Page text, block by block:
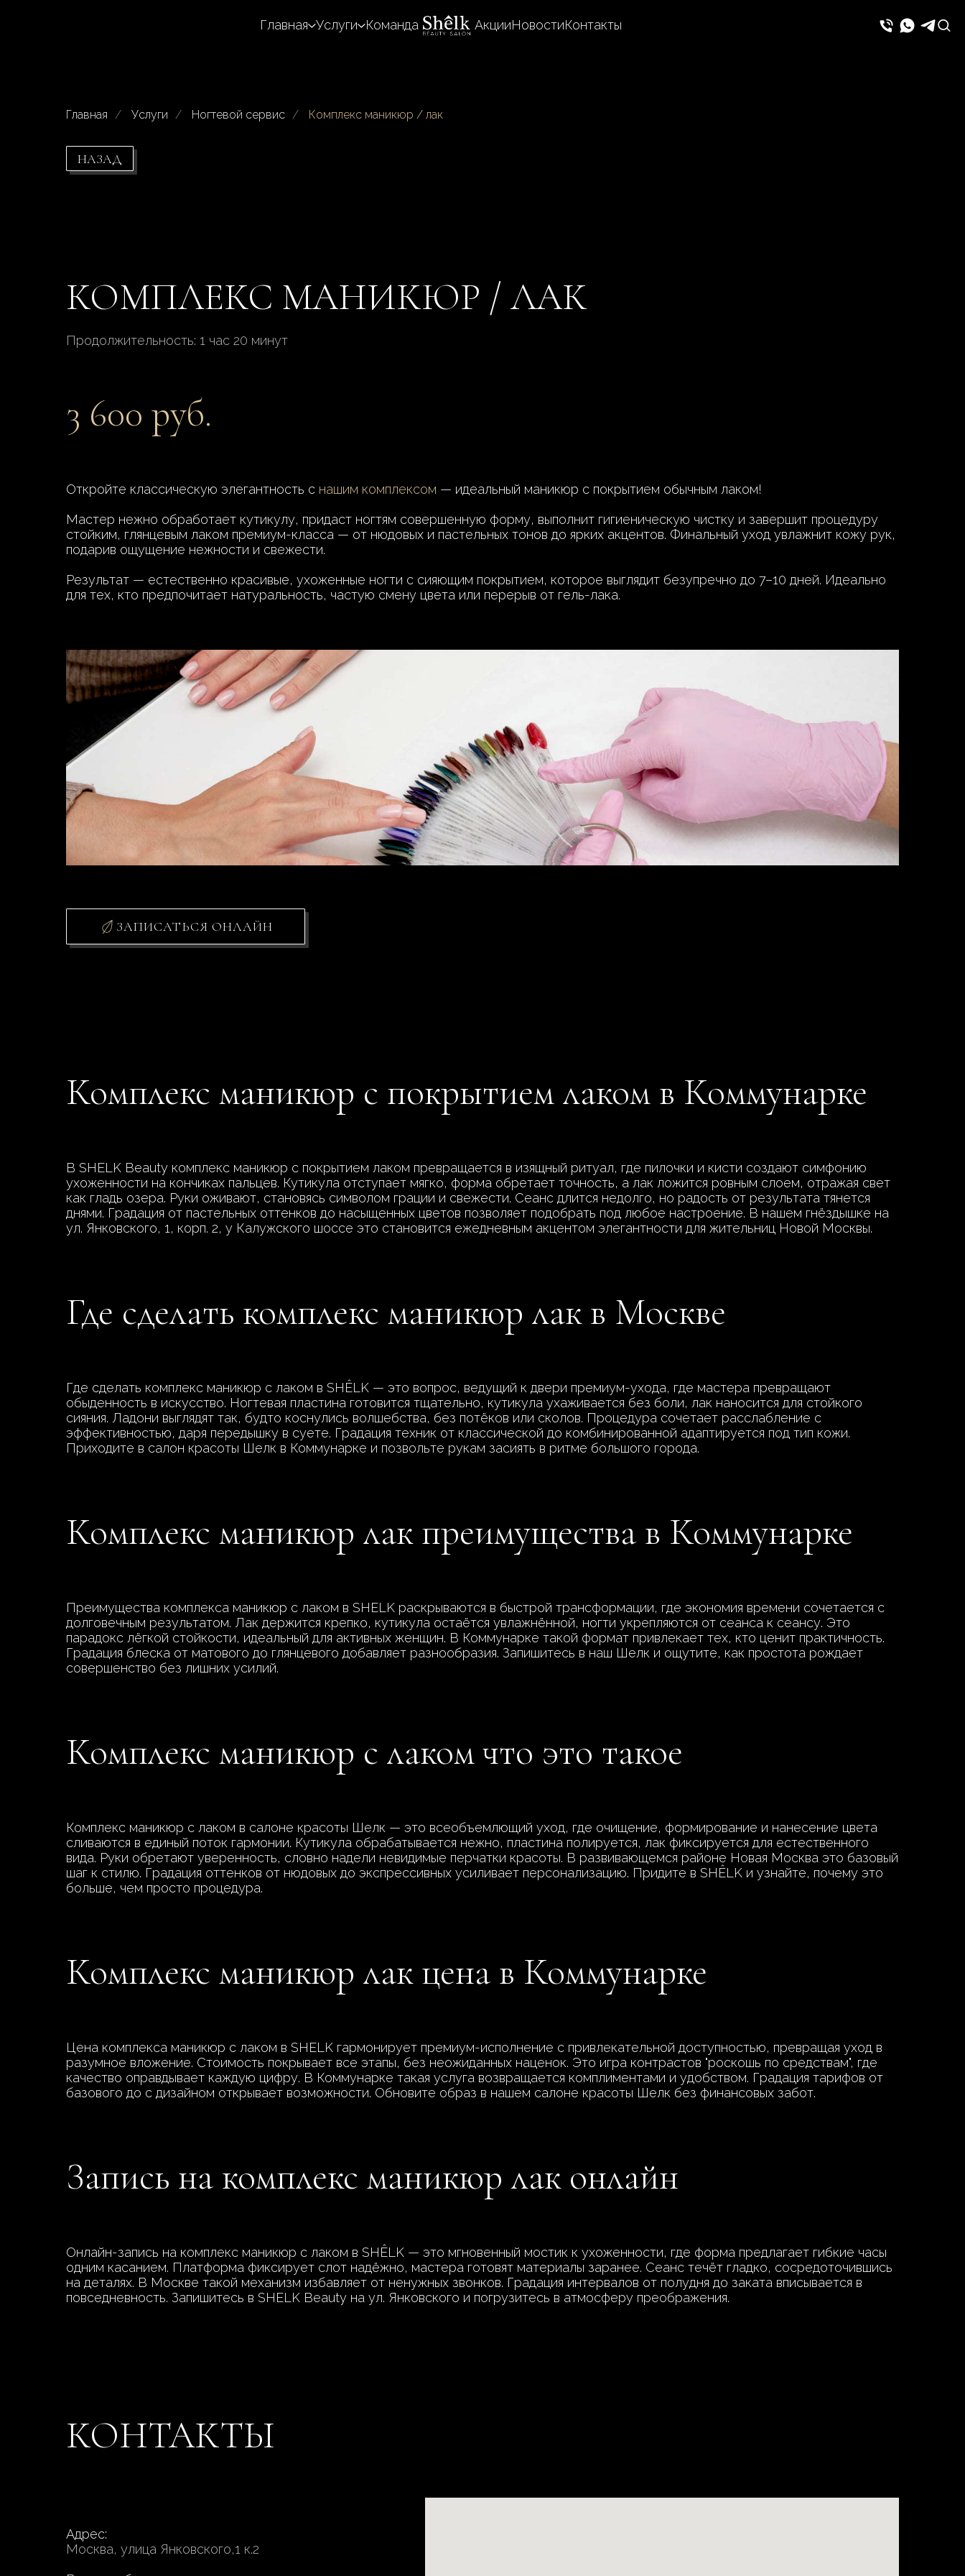
Главная Услуги Команда АкцииНовостиКонтакты
Главная / Услуги / Ногтевой сервис / Комплекс маникюр / лак
НАЗАД
КОМПЛЕКС МАНИКЮР / ЛАК
Продолжительность: 1 час 20 минут
3 600 руб.
Откройте классическую элегантность с нашим комплексом — идеальный маникюр с покрытием обычным лаком!
Мастер нежно обработает кутикулу, придаст ногтям совершенную форму, выполнит гигиеническую чистку и завершит процедуру
стойким, глянцевым лаком премиум-класса — от нюдовых и пастельных тонов до ярких акцентов. Финальный уход увлажнит кожу рук,
подарив ощущение нежности и свежести.
Результат — естественно красивые, ухоженные ногти с сияющим покрытием, которое выглядит безупречно до 7–10 дней. Идеально
для тех, кто предпочитает натуральность, частую смену цвета или перерыв от гель-лака.
ЗАПИСАТЬСЯ ОНЛАЙН
Комплекс маникюр с покрытием лаком в Коммунарке
В SHELK Beauty комплекс маникюр с покрытием лаком превращается в изящный ритуал, где пилочки и кисти создают симфонию
ухоженности на кончиках пальцев. Кутикула отступает мягко, форма обретает точность, а лак ложится ровным слоем, отражая свет
как гладь озера. Руки оживают, становясь символом грации и свежести. Сеанс длится недолго, но радость от результата тянется
днями. Градация от пастельных оттенков до насыщенных цветов позволяет подобрать под любое настроение. В нашем гнёздышке на
ул. Янковского, 1, корп. 2, у Калужского шоссе это становится ежедневным акцентом элегантности для жительниц Новой Москвы.
Где сделать комплекс маникюр лак в Москве
Где сделать комплекс маникюр с лаком в SHÊLK — это вопрос, ведущий к двери премиум-ухода, где мастера превращают
обыденность в искусство. Ногтевая пластина готовится тщательно, кутикула ухаживается без боли, лак наносится для стойкого
сияния. Ладони выглядят так, будто коснулись волшебства, без потёков или сколов. Процедура сочетает расслабление с
эффективностью, даря передышку в суете. Градация техник от классической до комбинированной адаптируется под тип кожи.
Приходите в салон красоты Шелк в Коммунарке и позвольте рукам засиять в ритме большого города.
Комплекс маникюр лак преимущества в Коммунарке
Преимущества комплекса маникюр с лаком в SHELK раскрываются в быстрой трансформации, где экономия времени сочетается с
долговечным результатом. Лак держится крепко, кутикула остаётся увлажнённой, ногти укрепляются от сеанса к сеансу. Это
парадокс лёгкой стойкости, идеальный для активных женщин. В Коммунарке такой формат привлекает тех, кто ценит практичность.
Градация блеска от матового до глянцевого добавляет разнообразия. Запишитесь в наш Шелк и ощутите, как простота рождает
совершенство без лишних усилий.
Комплекс маникюр с лаком что это такое
Комплекс маникюр с лаком в салоне красоты Шелк — это всеобъемлющий уход, где очищение, формирование и нанесение цвета
сливаются в единый поток гармонии. Кутикула обрабатывается нежно, пластина полируется, лак фиксируется для естественного
вида. Руки обретают уверенность, словно надели невидимые перчатки красоты. В развивающемся районе Новая Москва это базовый
шаг к стилю. Градация оттенков от нюдовых до экспрессивных усиливает персонализацию. Придите в SHÊLK и узнайте, почему это
больше, чем просто процедура.
Комплекс маникюр лак цена в Коммунарке
Цена комплекса маникюр с лаком в SHELK гармонирует премиум-исполнение с привлекательной доступностью, превращая уход в
разумное вложение. Стоимость покрывает все этапы, без неожиданных наценок. Это игра контрастов "роскошь по средствам", где
качество оправдывает каждую цифру. В Коммунарке такая услуга возвращается комплиментами и удобством. Градация тарифов от
базового до с дизайном открывает возможности. Обновите образ в нашем салоне красоты Шелк без финансовых забот.
Запись на комплекс маникюр лак онлайн
Онлайн-запись на комплекс маникюр с лаком в SHÊLK — это мгновенный мостик к ухоженности, где форма предлагает гибкие часы
одним касанием. Платформа фиксирует слот надёжно, мастера готовят материалы заранее. Сеанс течёт гладко, сосредоточившись
на деталях. В Москве такой механизм избавляет от ненужных звонков. Градация интервалов от полудня до заката вписывается в
повседневность. Запишитесь в SHELK Beauty на ул. Янковского и погрузитесь в атмосферу преображения.
КОНТАКТЫ
Адрес:
Москва, улица Янковского,1 к.2